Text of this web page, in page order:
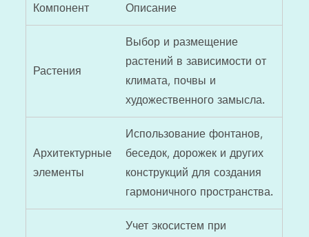
Компонент Описание
Растения
Выбор и размещение
растений в зависимости от
климата, почвы и
художественного замысла.
Архитектурные
элементы
Использование фонтанов,
беседок, дорожек и других
конструкций для создания
гармоничного пространства.
Учет экосистем при